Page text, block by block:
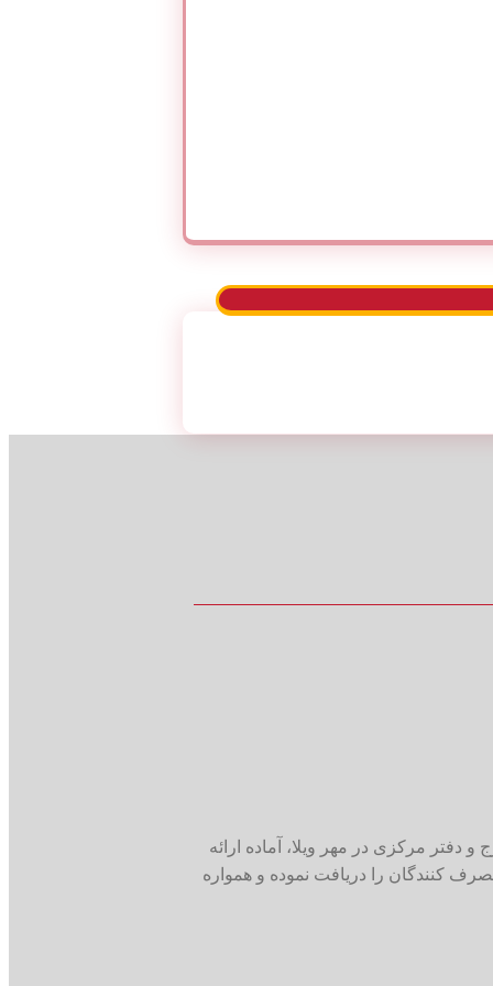
مرکزی در مهر ویلا، آماده ارائه
رعایت حقوق مصرف کنندگان را دریافت نموده و همواره